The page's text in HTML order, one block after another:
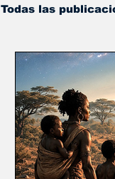
Todas las
De interés